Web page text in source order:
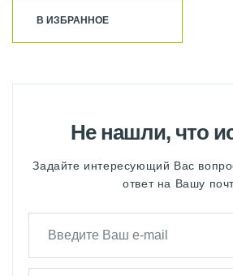
В ИЗБРАННОЕ
Не нашли, что
Задайте интересующий Вас
ответ на Вашу